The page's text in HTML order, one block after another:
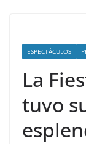
ESPECTÁCULOS
La
tuvo